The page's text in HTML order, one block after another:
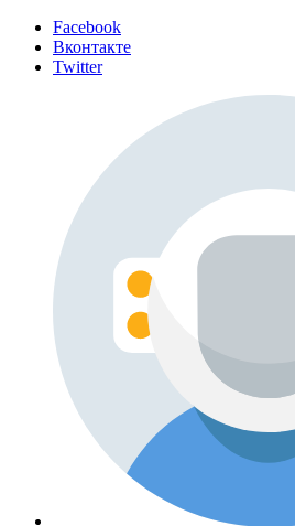
Facebook
Вконтакте
Twitter